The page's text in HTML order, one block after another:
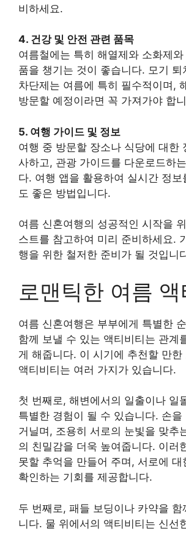
비하세요.
4. 건강 및 안전 관련 품목
여름철에는 특히 해열제와 소화제
품을 챙기는 것이 좋습니다. 모기 퇴
차단제는 여름에 특히 필수적이며,
방문할 예정이라면 꼭 가져가야 합
5. 여행 가이드 및 정보
여행 중 방문할 장소나 식당에 대한
사하고, 관광 가이드를 다운로드하
다. 여행 앱을 활용하여 실시간 정보
도 좋은 방법입니다.
여름 신혼여행의 성공적인 시작을
스트를 참고하여 미리 준비하세요.
행을 위한 철저한 준비가 될 것입니
로맨틱한 여름 액
여름 신혼여행은 부부에게 특별한
함께 보낼 수 있는 액티비티는 관계
게 해줍니다. 이 시기에 추천할 만한
액티비티는 여러 가지가 있습니다.
첫 번째로, 해변에서의 일출이나 일
특별한 경험이 될 수 있습니다. 손을
거닐며, 조용히 서로의 눈빛을 맞추
의 친밀감을 더욱 높여줍니다. 이러
못할 추억을 만들어 주며, 서로에 대
확인하는 기회를 제공합니다.
두 번째로, 패들 보딩이나 카약을 함
니다. 물 위에서의 액티비티는 신선